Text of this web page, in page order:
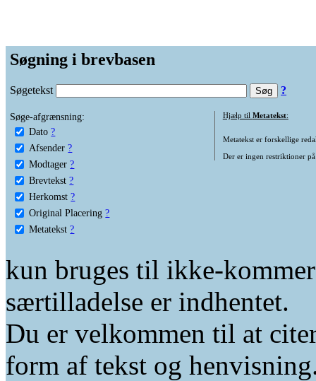
Søgning i brevbasen
Søgetekst ?
Søge-afgrænsning:
Dato ?
Afsender ?
Modtager ?
Brevtekst ?
Herkomst ?
Original Placering ?
Metatekst ?
Hjælp til Metatekst:
Metatekst er forskellige
Der er ingen restriktioner
kun bruges til ikke-
særtilladelse er indhentet.
Du er velkommen til at
form af tekst og